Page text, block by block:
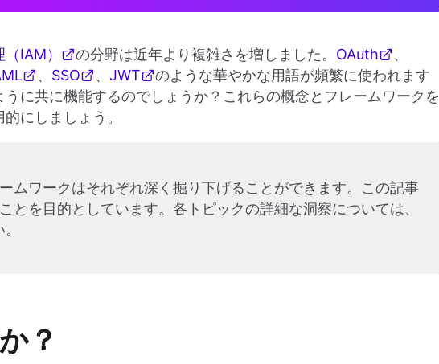
IAM） の分野は近年より複雑さを増しました。 OAuth
、
、 SSO 、 JWT
のような華やかな用語が頻繁に使われます
に共に機能するのでしょうか？これらの概念とフレームワークを
にしましょう。
ムワークはそれぞれ深く掘り下げることができます。この記事
とを目的としています。各トピックの詳細な洞察については、
？